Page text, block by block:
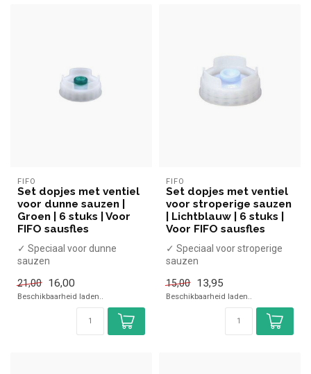
FIFO
Set dopjes met ventiel
voor dunne sauzen |
Groen | 6 stuks | Voor
FIFO sausfles
✓ Speciaal voor dunne
sauzen
✓ Voor al onze FIFO
Sausflessen
21,00 16,00
Beschikbaarheid laden..
FIFO
Set dopjes met ventiel
voor stroperige sauzen
| Lichtblauw | 6 stuks |
Voor FIFO sausfles
✓ Speciaal voor stroperige
sauzen
✓ Voor al onze FIFO Sausfl...
15,00 13,95
Beschikbaarheid laden..